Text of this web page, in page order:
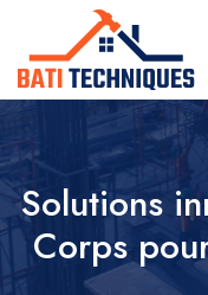
Solutions
Corps